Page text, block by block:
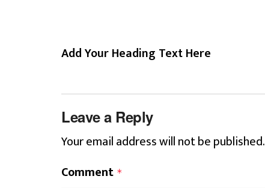
Add Your Heading Text Here
Leave a Reply
Your email address will not be published.
Comment *